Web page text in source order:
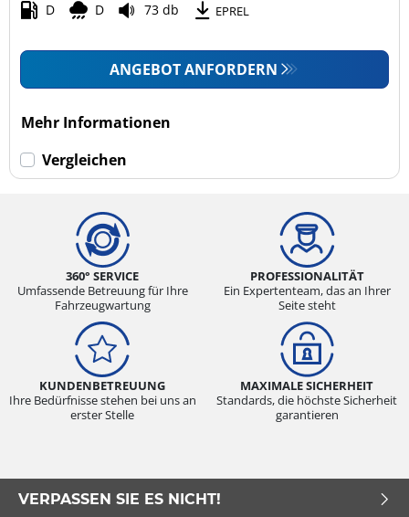
D D 73 db EPREL
ANGEBOT ANFORDERN
Mehr Informationen
Vergleichen
360° SERVICE
Umfassende Betreuung für Ihre
Fahrzeugwartung
PROFESSIONALITÄT
Ein Expertenteam, das an Ihrer
Seite steht
KUNDENBETREUUNG
Ihre Bedürfnisse stehen bei uns an
erster Stelle
MAXIMALE SICHERHEIT
Standards, die höchste Sicherheit
garantieren
VERPASSEN SIE ES NICHT!